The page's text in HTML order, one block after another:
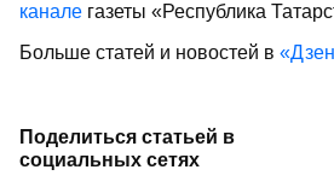
канале газеты «Республика
Больше статей и новостей в
Поделиться статьей в
социальных сетях